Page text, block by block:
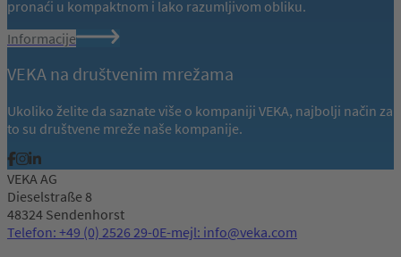
pronaći u kompaktnom i lako razumljivom obliku.
Informacije
VEKA na društvenim mrežama
Ukoliko želite da saznate više o kompaniji VEKA, najbolji način za
to su društvene mreže naše kompanije.
VEKA AG
Dieselstraße 8
48324 Sendenhorst
Telefon: +49 (0) 2526 29-0E-mejl: info@veka.com